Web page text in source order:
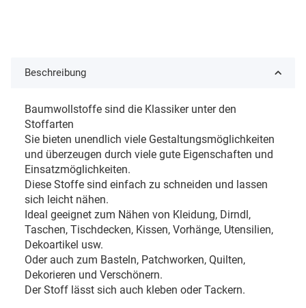
Beschreibung
Baumwollstoffe sind die Klassiker unter den
Stoffarten
Sie bieten unendlich viele Gestaltungsmöglichkeiten
und überzeugen durch viele gute Eigenschaften und
Einsatzmöglichkeiten.
Diese Stoffe sind einfach zu schneiden und lassen
sich leicht nähen.
Ideal geeignet zum Nähen von Kleidung, Dirndl,
Taschen, Tischdecken, Kissen, Vorhänge, Utensilien,
Dekoartikel usw.
Oder auch zum Basteln, Patchworken, Quilten,
Dekorieren und Verschönern.
Der Stoff lässt sich auch kleben oder Tackern.